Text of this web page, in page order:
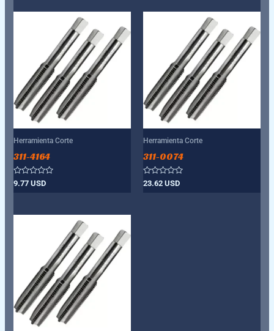
Herramienta Corte
311-4164
Valorado
con
9.77USD
Herramienta Corte
311-0074
Valorado
con
23.62 USD